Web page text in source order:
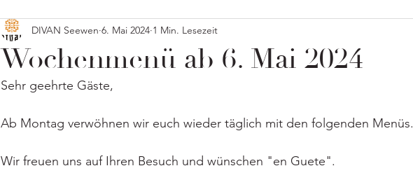
Wochenmenü ab 6. Mai 2024
DIVAN Seewen 6. Mai 2024 1 Min. Lesezeit
Sehr geehrte Gäste,
Ab Montag verwöhnen wir euch wieder täglich mit den folgenden Menüs.
Wir freuen uns auf Ihren Besuch und wünschen "en Guete".